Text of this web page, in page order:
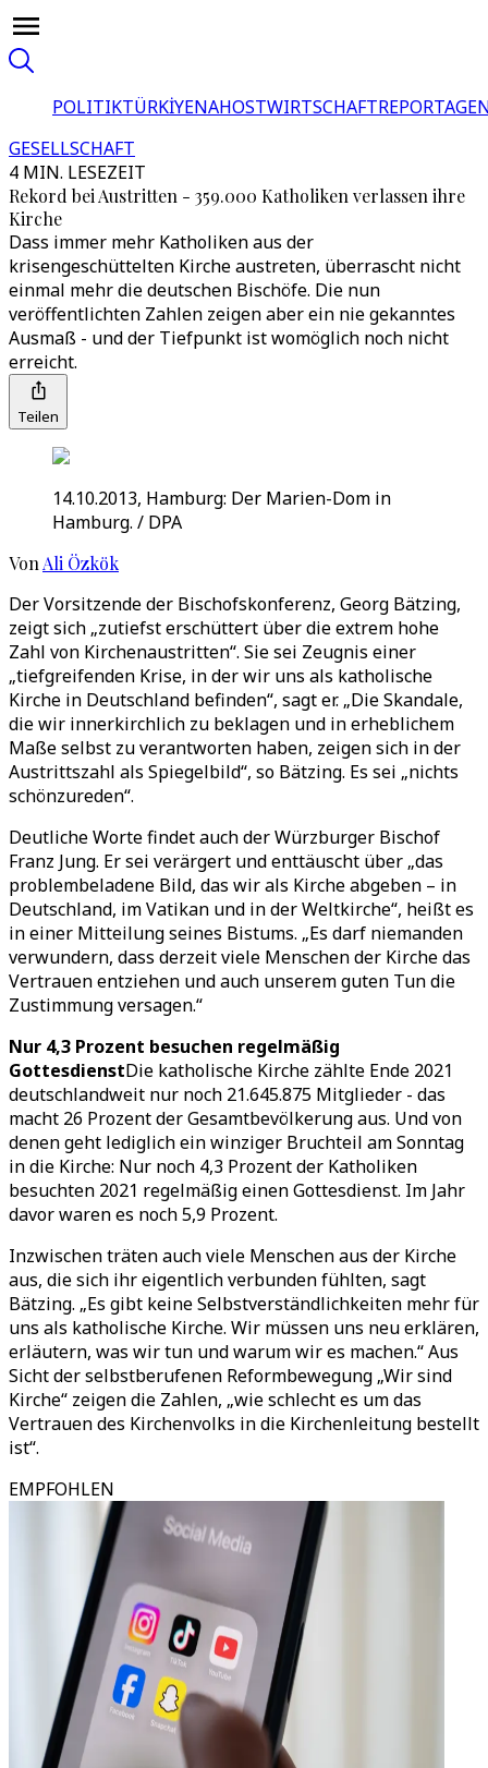
POLITIKTÜRKİYENAHOSTWIRTSCHAFT
GESELLSCHAFT
4 MIN. LESEZEIT
Rekord bei Austritten - 359.000 Katholiken verlassen ihre
Kirche
Dass immer mehr Katholiken aus der
krisengeschüttelten Kirche austreten, überrascht nicht
einmal mehr die deutschen Bischöfe. Die nun
veröffentlichten Zahlen zeigen aber ein nie gekanntes
Ausmaß - und der Tiefpunkt ist womöglich noch nicht
erreicht.
Teilen
14.10.2013, Hamburg: Der Marien-Dom in
Hamburg. / DPA
Von Ali Özkök
Der Vorsitzende der Bischofskonferenz, Georg Bätzing,
zeigt sich „zutiefst erschüttert über die extrem hohe
Zahl von Kirchenaustritten“. Sie sei Zeugnis einer
„tiefgreifenden Krise, in der wir uns als katholische
Kirche in Deutschland befinden“, sagt er. „Die Skandale,
die wir innerkirchlich zu beklagen und in erheblichem
Maße selbst zu verantworten haben, zeigen sich in der
Austrittszahl als Spiegelbild“, so Bätzing. Es sei „nichts
schönzureden“.
Deutliche Worte findet auch der Würzburger Bischof
Franz Jung. Er sei verärgert und enttäuscht über „das
problembeladene Bild, das wir als Kirche abgeben – in
Deutschland, im Vatikan und in der Weltkirche“, heißt es
in einer Mitteilung seines Bistums. „Es darf niemanden
verwundern, dass derzeit viele Menschen der Kirche das
Vertrauen entziehen und auch unserem guten Tun die
Zustimmung versagen.“
Nur 4,3 Prozent besuchen regelmäßig
GottesdienstDie katholische Kirche zählte Ende 2021
deutschlandweit nur noch 21.645.875 Mitglieder - das
macht 26 Prozent der Gesamtbevölkerung aus. Und von
denen geht lediglich ein winziger Bruchteil am Sonntag
in die Kirche: Nur noch 4,3 Prozent der Katholiken
besuchten 2021 regelmäßig einen Gottesdienst. Im Jahr
davor waren es noch 5,9 Prozent.
Inzwischen träten auch viele Menschen aus der Kirche
aus, die sich ihr eigentlich verbunden fühlten, sagt
Bätzing. „Es gibt keine Selbstverständlichkeiten mehr für
uns als katholische Kirche. Wir müssen uns neu erklären,
erläutern, was wir tun und warum wir es machen.“ Aus
Sicht der selbstberufenen Reformbewegung „Wir sind
Kirche“ zeigen die Zahlen, „wie schlecht es um das
Vertrauen des Kirchenvolks in die Kirchenleitung bestellt
ist“.
EMPFOHLEN